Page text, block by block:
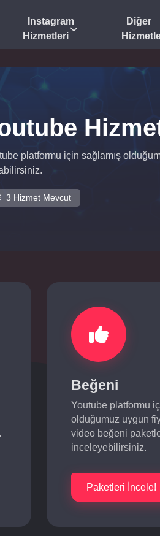
Instagram
Hizmetleri
Diğer
platformu için sağlamış
3 Hizmet Mevcut
Beğeni
Youtube platformu
olduğumuz uygun
video beğeni
inceleyebilirsiniz.
Paketleri İncele!